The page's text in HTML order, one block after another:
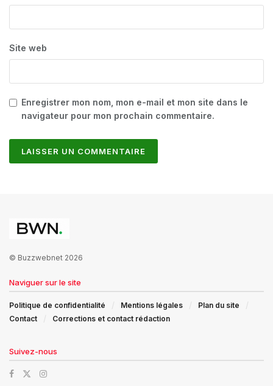
Site web
Enregistrer mon nom, mon e-mail et mon site dans le
navigateur pour mon prochain commentaire.
© Buzzwebnet 2026
Naviguer sur le site
Politique de confidentialité Mentions légales
Plan du site
Contact
Corrections et contact rédaction
Suivez-nous